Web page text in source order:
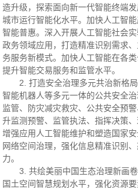
造升级，探索面向新一代智能终端
城市运行智能化水平。加快人工智
智能普惠。深入开展人工智能社会
政务领域应用，打造精准识别需求
务服务新模式。加快人工智能在各
提升智能交易服务和监管水平。
2. 打造安全治理多元共治新格
智能机器人等多元一体的公共安全
监管、防灾减灾救灾、公共安全预
升监测预警、监管执法、指挥决策
增强应用人工智能维护和塑造国家
网络空间治理，强化信息精准识别
力。
3. 共绘美丽中国生态治理新画
国土空间智慧规划水平，强化资源